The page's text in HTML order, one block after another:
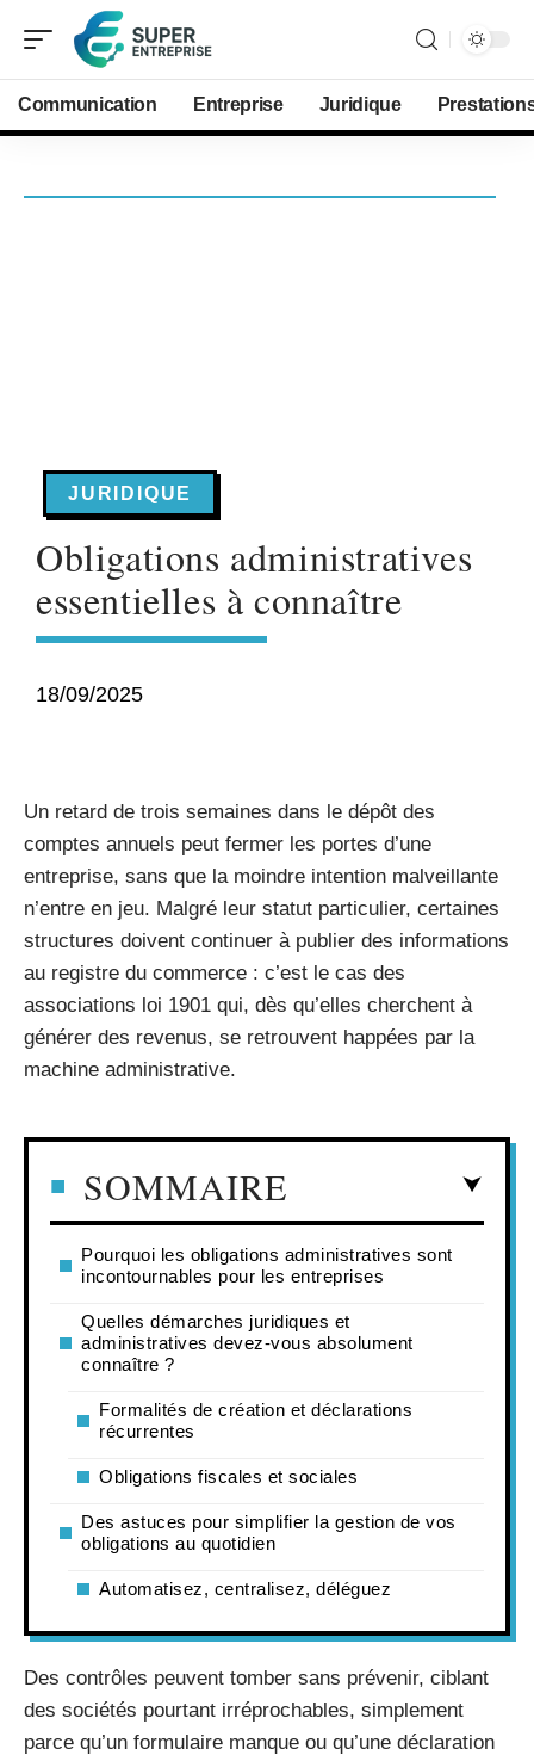
Communication Entreprise Juridique
JURIDIQUE
Obligations administratives
essentielles à connaître
18/09/2025
Un retard de trois semaines dans le dépôt des
comptes annuels peut fermer les portes d’une
entreprise, sans que la moindre intention malveillante
n’entre en jeu. Malgré leur statut particulier, certaines
structures doivent continuer à publier des informations
au registre du commerce : c’est le cas des
associations loi 1901 qui, dès qu’elles cherchent à
générer des revenus, se retrouvent happées par la
machine administrative.
SOMMAIRE
Pourquoi les obligations administratives sont
incontournables pour les entreprises
Quelles démarches juridiques et
administratives devez-vous absolument
connaître ?
Formalités de création et déclarations
récurrentes
Obligations fiscales et sociales
Des astuces pour simplifier la gestion de vos
obligations au quotidien
Automatisez, centralisez, déléguez
Des contrôles peuvent tomber sans prévenir, ciblant
des sociétés pourtant irréprochables, simplement
parce qu’un formulaire manque ou qu’une déclaration